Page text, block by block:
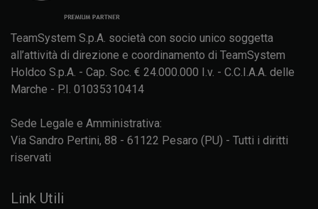
TeamSystem S.p.A. società con socio unico soggetta
all’attività di direzione e coordinamento di TeamSystem
Holdco S.p.A. - Cap. Soc. € 24.000.000 I.v. - C.C.I.A.A. delle
Marche - P.I. 01035310414
Sede Legale e Amministrativa:
Via Sandro Pertini, 88 - 61122 Pesaro (PU) - Tutti i diritti
riservati
Link Utili